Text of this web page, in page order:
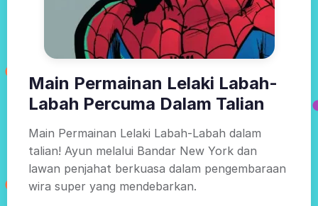
Main Permainan Lelaki Labah-
Labah Percuma Dalam Talian
Main Permainan Lelaki Labah-Labah dalam
talian! Ayun melalui Bandar New York dan
lawan penjahat berkuasa dalam pengembaraan
wira super yang mendebarkan.